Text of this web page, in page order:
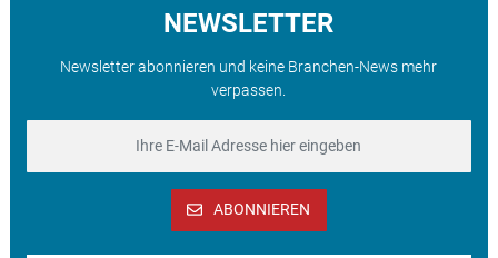
NEWSLETTER
Newsletter abonnieren und keine Branchen-News mehr
verpassen.
ABONNIEREN